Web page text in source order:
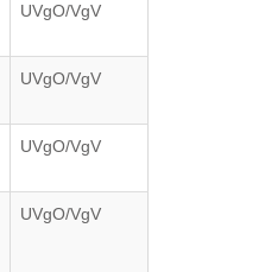
UVgO/VgV
UVgO/VgV
UVgO/VgV
UVgO/VgV